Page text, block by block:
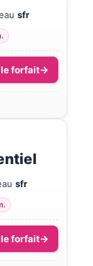
sfr
forfait
sfr
forfait